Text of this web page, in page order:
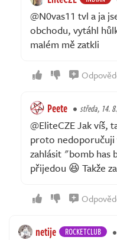
@N0vas11 tvl a ja
obchodu, vytáhl
malém mě zatkli
Peete středa, 14.
@EliteCZE Jak víš,
proto nedoporučuji
zahlásit "bomb has
přijedou 😆 Takže
netije ROCKETCLUB